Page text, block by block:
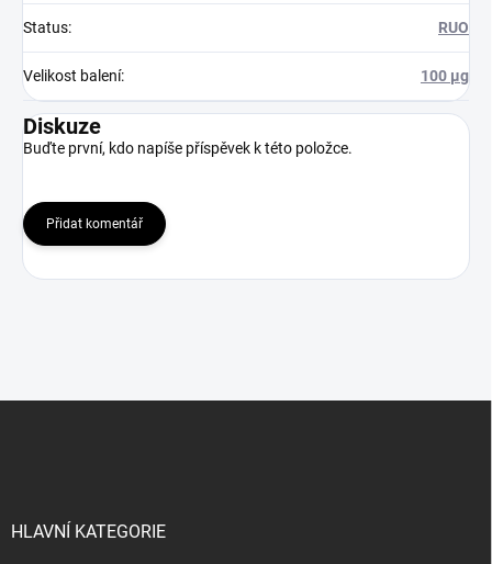
Status: RUO
Velikost balení: 100 μg
Diskuze
Buďte první, kdo napíše příspěvek k této položce.
Přidat komentář
HLAVNÍ KATEGORIE